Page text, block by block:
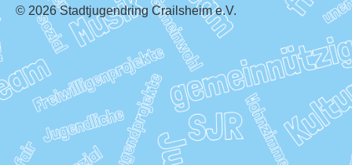
© 2026 Stadtjugendring Crailsheim e.V.